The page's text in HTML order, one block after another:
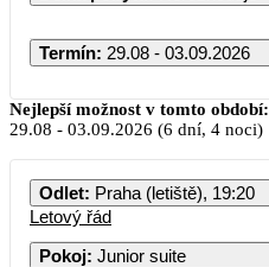
Termín: 29.08 - 03.09.2026
PO
Nejlepší možnost v tomto období:
29.08 - 03.09.2026 (6 dní, 4 noci)
Odlet: Praha (letiště), 19:20
Letový řád
Pokoj: Junior suite